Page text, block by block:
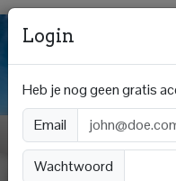
Login
Heb je nog geen gratis
Email
Wachtwoord